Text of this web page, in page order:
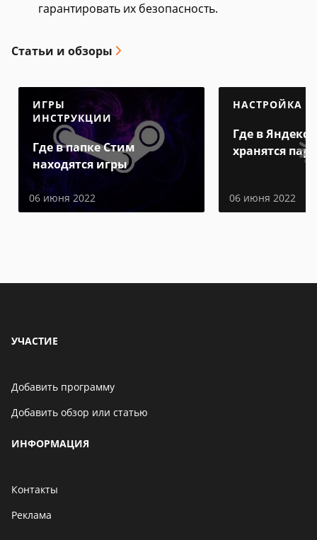
гарантировать их безопасность.
Статьи и обзоры
ИГРЫ
ИНСТРУКЦИИ
Где в папке Стим
находятся игры
06 июня 2022
НАСТРОЙКА
Где в Яндекс
хранятся
06 июня 2022
УЧАСТИЕ
Добавить программу
Добавить обзор или статью
ИНФОРМАЦИЯ
Контакты
Реклама